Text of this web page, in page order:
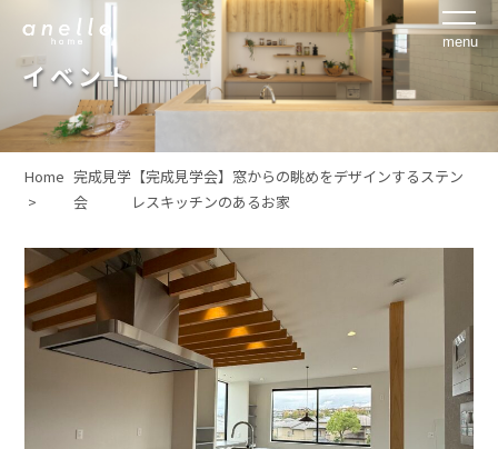
イベント
Home
>
完成見学
会
【完成見学会】窓からの眺めをデザインするステン
レスキッチンのあるお家